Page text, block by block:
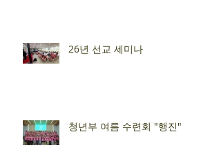
26년 선교 세미나
청년부 여름 수련회 "행진"